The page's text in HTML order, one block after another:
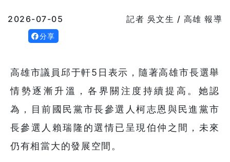
2026-07-05 記者 吳文生 / 高雄 報導
分享
高雄市議員邱于軒5日表示，隨著高雄市長選舉
情勢逐漸升溫，各界關注度持續提高。她認
為，目前國民黨市長參選人柯志恩與民進黨市
長參選人賴瑞隆的選情已呈現伯仲之間，未來
仍有相當大的發展空間。